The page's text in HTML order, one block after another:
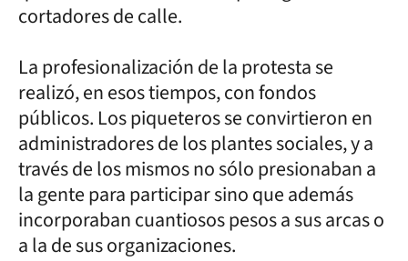
cortadores de calle.
La profesionalización de la protesta se
realizó, en esos tiempos, con fondos
públicos. Los piqueteros se convirtieron en
administradores de los plantes sociales, y a
través de los mismos no sólo presionaban a
la gente para participar sino que además
incorporaban cuantiosos pesos a sus arcas o
a la de sus organizaciones.